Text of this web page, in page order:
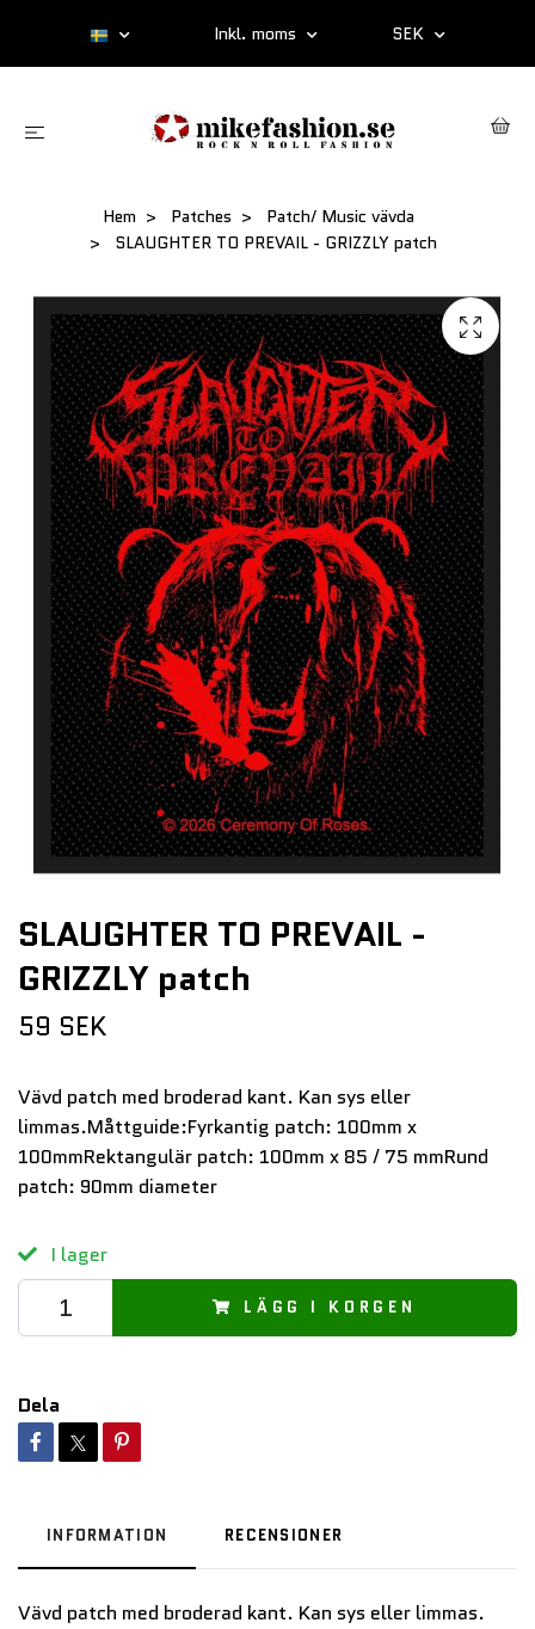
Inkl. moms SEK
Hem Patches
Patch/ Music vävda
SLAUGHTER TO PREVAIL - GRIZZLY patch
SLAUGHTER TO PREVAIL -
GRIZZLY patch
59 SEK
Vävd patch med broderad kant. Kan sys eller
limmas.Måttguide:Fyrkantig patch: 100mm x
100mmRektangulär patch: 100mm x 85 / 75 mmRund
patch: 90mm diameter
I lager
LÄGG I KORGEN
Dela
INFORMATION RECENSIONER
Vävd patch med broderad kant. Kan sys eller limmas.